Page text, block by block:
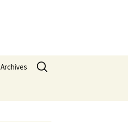
Archives
Rechercher :